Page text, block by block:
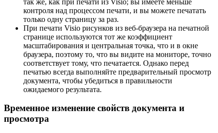
контроля над процессом печати, и вы можете печатать
только одну страницу за раз.
При печати Visio рисунков из веб-браузера на печатной
странице используются тот же коэффициент
масштабирования и центральная точка, что и в окне
браузера, поэтому то, что вы видите на мониторе, точно
соответствует тому, что печатается. Однако перед
печатью всегда выполняйте предварительный просмотр
документа, чтобы убедиться в правильности
ожидаемого результата.
Временное изменение свойств документа и
просмотра